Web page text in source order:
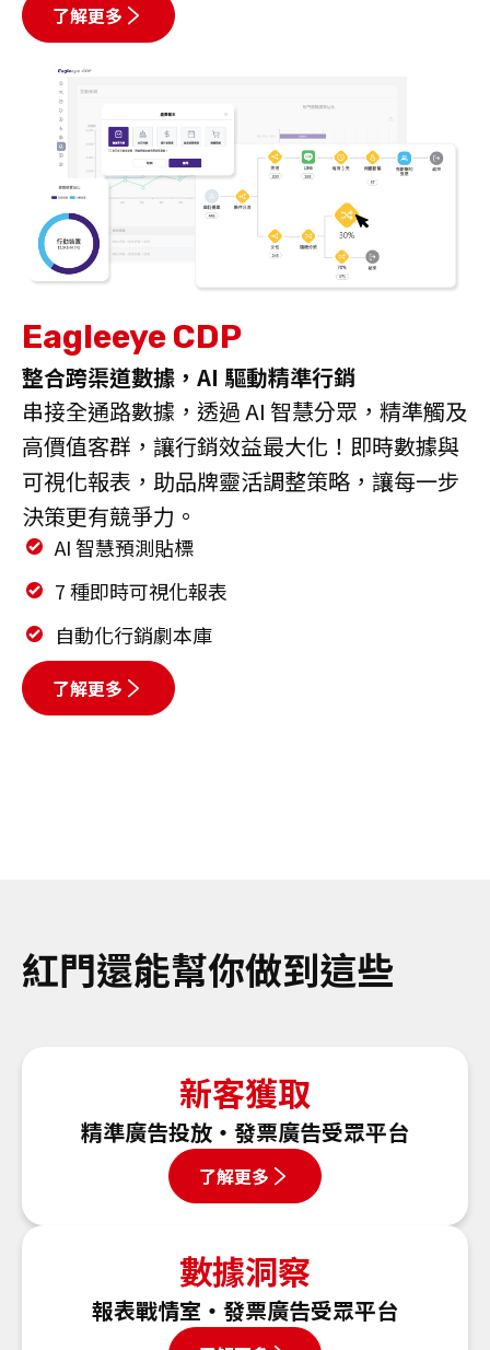
了解更多
Eagleeye CDP
整合跨渠道數據，AI 驅動精準行銷
串接全通路數據，透過 AI 智慧分眾，精準觸及
高價值客群，讓行銷效益最大化！即時數據與
可視化報表，助品牌靈活調整策略，讓每一步
決策更有競爭力。
AI 智慧預測貼標
7 種即時可視化報表
自動化行銷劇本庫
了解更多
紅門還能幫你做到這些
新客獲取
精準廣告投放・發票廣告受眾平台
了解更多
數據洞察
報表戰情室・發票廣告受眾平台